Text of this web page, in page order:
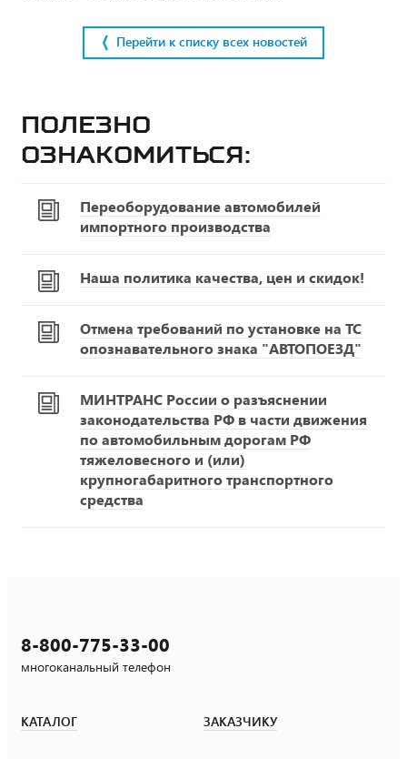
Перейти к списку всех новостей
Полезно
ознакомиться:
Переоборудование автомобилей
импортного производства
Наша политика качества, цен и скидок!
Отмена требований по установке на ТС
опознавательного знака "АВТОПОЕЗД"
МИНТРАНС России о разъяснении
законодательства РФ в части движения
по автомобильным дорогам РФ
тяжеловесного и (или)
крупногабаритного транспортного
средства
8-800-775-33-00
многоканальный телефон
КАТАЛОГ ЗАКАЗЧИКУ